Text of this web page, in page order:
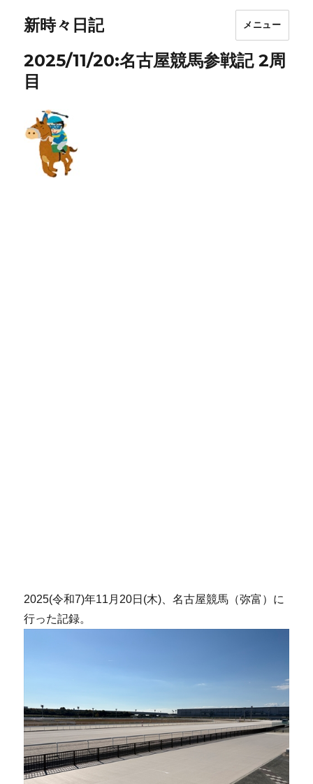
新時々日記 メニュー
2025/11/20:名古屋競馬参戦記 2周
目
2025(令和7)年11月20日(木)、名古屋競馬（弥富）に
行った記録。